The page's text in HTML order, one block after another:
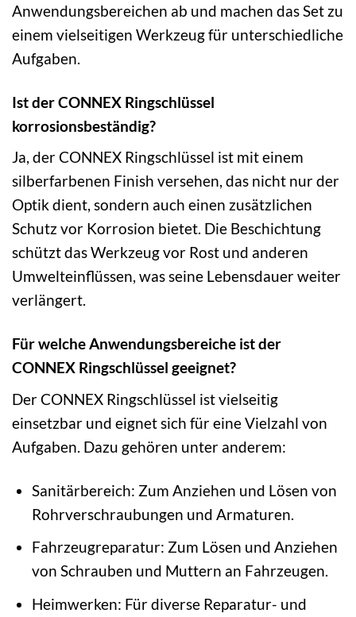
Anwendungsbereichen ab und machen das Set zu
einem vielseitigen Werkzeug für unterschiedliche
Aufgaben.
Ist der CONNEX Ringschlüssel
korrosionsbeständig?
Ja, der CONNEX Ringschlüssel ist mit einem
silberfarbenen Finish versehen, das nicht nur der
Optik dient, sondern auch einen zusätzlichen
Schutz vor Korrosion bietet. Die Beschichtung
schützt das Werkzeug vor Rost und anderen
Umwelteinflüssen, was seine Lebensdauer weiter
verlängert.
Für welche Anwendungsbereiche ist der
CONNEX Ringschlüssel geeignet?
Der CONNEX Ringschlüssel ist vielseitig
einsetzbar und eignet sich für eine Vielzahl von
Aufgaben. Dazu gehören unter anderem:
Sanitärbereich: Zum Anziehen und Lösen von
Rohrverschraubungen und Armaturen.
Fahrzeugreparatur: Zum Lösen und Anziehen
von Schrauben und Muttern an Fahrzeugen.
Heimwerken: Für diverse Reparatur- und